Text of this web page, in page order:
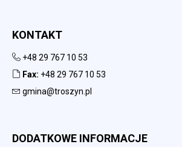
KONTAKT
+48 29 767 10 53
Fax: +48 29 767 10 53
gmina@troszyn.pl
DODATKOWE INFORMACJE